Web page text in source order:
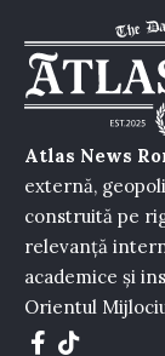
Atlas News
externă,
construită pe
relevanță
academice și
Orientul